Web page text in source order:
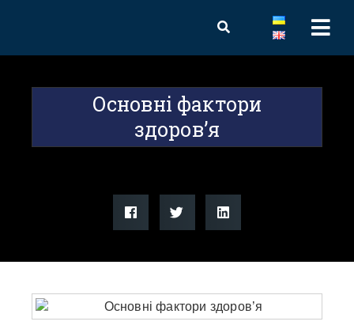
Основні фактори
здоров’я